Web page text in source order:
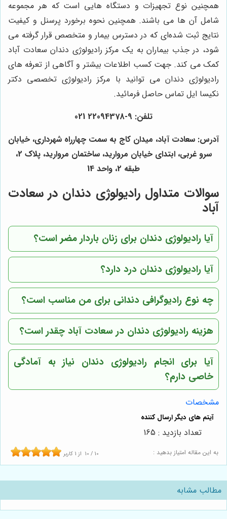
همچنین نوع تجهیزات و دستگاه هایی است که هر مجموعه
شامل آن ها می باشند. همچنین نحوه برخورد پرسنل و کیفیت
نتایج ثبت شده‌ای که در دسترس بیمار و متخصص قرار گرفته می
شود، در جذب بیماران به یک مرکز رادیولوژی دندان سعادت آباد
کمک می کند. جهت کسب اطلاعات بیشتر و آگاهی از تعرفه های
رادیولوژی دندان می توانید با مرکز رادیولوژی تخصصی دکتر
نکیسا ایل تماس حاصل فرمائید.
تلفن: 9-22094378 021
آدرس: سعادت آباد، میدان کاج به سمت چهارراه شهرداری، خیابان
سرو غربی، ابتدای خیابان مروارید، ساختمان مروارید، پلاک 2،
طبقه 2، واحد 14
سوالات متداول رادیولوژی دندان در سعادت
آباد
آیا رادیولوژی دندان برای زنان باردار مضر است؟
آیا رادیولوژی دندان درد دارد؟
چه نوع رادیوگرافی دندانی برای من مناسب است؟
هزینه رادیولوژی دندان در سعادت آباد چقدر است؟
آیا برای انجام رادیولوژی دندان نیاز به آمادگی
خاصی دارم؟
مشخصات
به این مقاله امتیاز بدهید : 10 / 10 از 1 کاربر
تعداد بازدید : 165
مطالب مشابه